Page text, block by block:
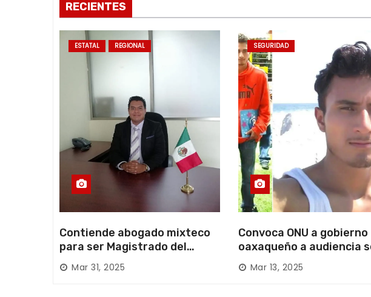
r
a
s
RECIENTES
ESTATAL REGIONAL
Contiende abogado mixteco
para ser Magistrado del
Poder Judicial; es originario
de Huajuapan de León
Mar 31, 2025
SEGURIDAD
Convoca ONU a gobierno
oaxaqueño a audiencia
desaparición forzada en
Mixteca
Mar 13, 2025